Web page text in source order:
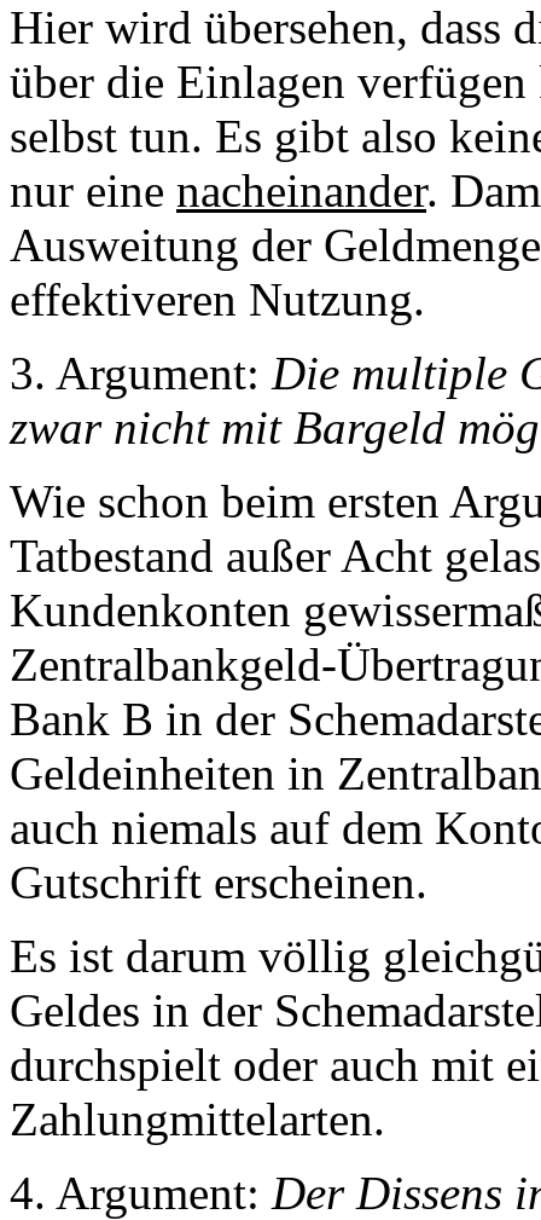
Hier wird übersehen, dass
über die Einlagen
selbst tun. Es gibt also
nur eine nacheinander.
Ausweitung der
effektiveren Nutzung.
3. Argument: Die multiple
zwar nicht mit Bargeld
Wie schon beim ersten
Tatbestand außer Acht
Kundenkonten
Zentralbankgeld-
Bank B in der
Geldeinheiten in
auch niemals auf dem
Gutschrift erscheinen.
Es ist darum völlig
Geldes in der
durchspielt oder auch mit
Zahlungmittelarten.
4. Argument: Der Dissens